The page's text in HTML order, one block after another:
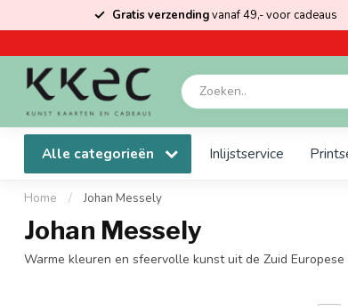
Gratis verzendingvanaf 49,- voor cadeaus
Alle categorieën Inlijstservice
Home / Johan Messely
Johan Messely
Warme kleuren en sfeervolle kunst uit de Zuid